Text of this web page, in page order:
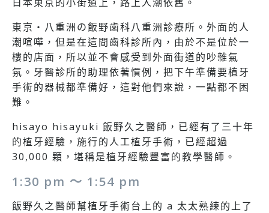
東京・八重洲の飯野歯科八重洲診療所。外面的人
潮喧嘩，但是在這間齒科診所內，由於不是位於一
樓的店面，所以並不會感受到外面街道的吵雜氣
氛。牙醫診所的助理依著慣例，把下午準備要植牙
手術的器械都準備好，這對他們來說，一點都不困
難。
hisayo hisayuki 飯野久之醫師，已經有了三十年
的植牙經驗，施行的人工植牙手術，已經超過
30,000 顆，堪稱是植牙經驗豐富的教學醫師。
1:30 pm ～ 1:54 pm
飯野久之醫師幫植牙手術台上的 a 太太熟練的上了